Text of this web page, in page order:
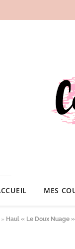
MES
» Haul « Le Doux Nuage